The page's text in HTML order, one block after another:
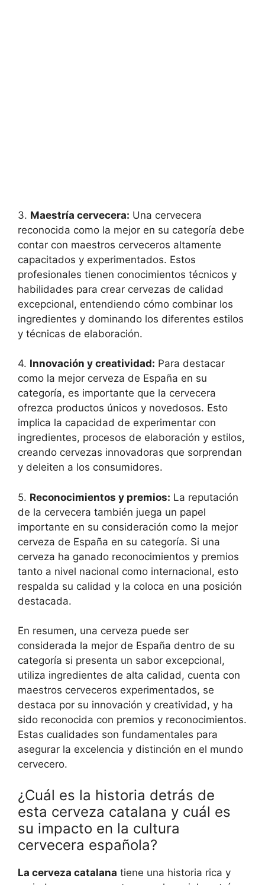
3. Maestría cervecera: Una cervecera
reconocida como la mejor en su categoría debe
contar con maestros cerveceros altamente
capacitados y experimentados. Estos
profesionales tienen conocimientos técnicos y
habilidades para crear cervezas de calidad
excepcional, entendiendo cómo combinar los
ingredientes y dominando los diferentes estilos
y técnicas de elaboración.
4. Innovación y creatividad: Para destacar
como la mejor cerveza de España en su
categoría, es importante que la cervecera
ofrezca productos únicos y novedosos. Esto
implica la capacidad de experimentar con
ingredientes, procesos de elaboración y estilos,
creando cervezas innovadoras que sorprendan
y deleiten a los consumidores.
5. Reconocimientos y premios: La reputación
de la cervecera también juega un papel
importante en su consideración como la mejor
cerveza de España en su categoría. Si una
cerveza ha ganado reconocimientos y premios
tanto a nivel nacional como internacional, esto
respalda su calidad y la coloca en una posición
destacada.
En resumen, una cerveza puede ser
considerada la mejor de España dentro de su
categoría si presenta un sabor excepcional,
utiliza ingredientes de alta calidad, cuenta con
maestros cerveceros experimentados, se
destaca por su innovación y creatividad, y ha
sido reconocida con premios y reconocimientos.
Estas cualidades son fundamentales para
asegurar la excelencia y distinción en el mundo
cervecero.
¿Cuál es la historia detrás de
esta cerveza catalana y cuál es
su impacto en la cultura
cervecera española?
La cerveza catalana tiene una historia rica y